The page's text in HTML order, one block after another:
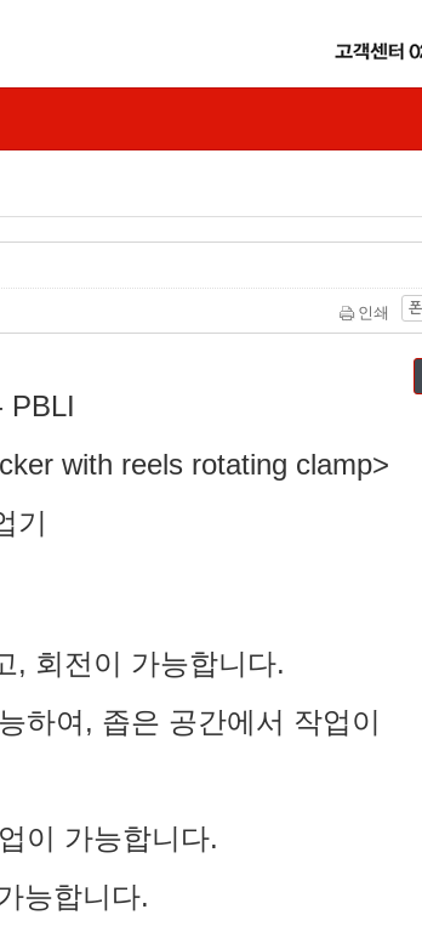
인쇄
PBLI
with reels rotating clamp>
기
, 회전이 가능합니다.
하여, 좁은 공간에서 작업이
이 가능합니다.
능합니다.